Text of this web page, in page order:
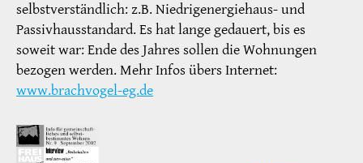
selbstverständlich: z.B. Niedrigenergiehaus- und
Passivhausstandard. Es hat lange gedauert, bis es
soweit war: Ende des Jahres sollen die Wohnungen
bezogen werden. Mehr Infos übers Internet:
www.brachvogel-eg.de